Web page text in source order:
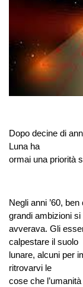
Dopo decine di
Luna ha
ormai una priorità
Negli anni ’60,
grandi ambizioni si
avverava. Gli
calpestare il suolo
lunare, alcuni per
ritrovarvi le
cose che